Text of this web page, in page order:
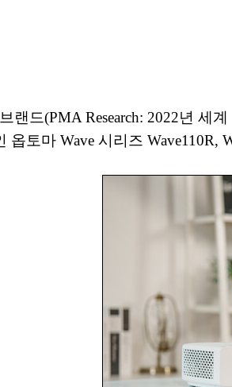
랜드(PMA Research: 2022년 세
토마 Wave 시리즈 Wave110R,